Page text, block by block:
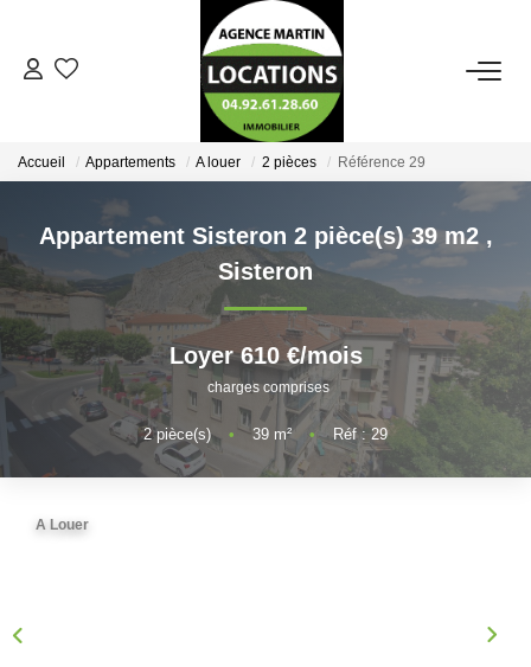
ACCUEIL
AGENCE
ALERTE MAIL
ESTIMATION
CONTACT
Accueil Appartements A louer 2 pièces Référence 29
Appartement Sisteron 2 pièce(s) 39 m2 ,
Sisteron
Loyer 610 €/mois
charges comprises
2pièce(s) • 39 m² • Réf : 29
A Louer